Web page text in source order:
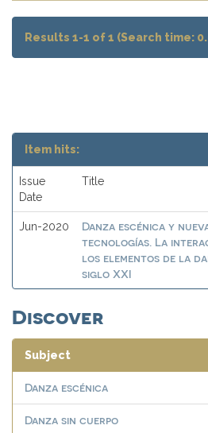
Results 1-1 of 1 (Search time:
Item hits:
Issue
Date
Title
Jun-2020
Danza escénica y
tecnologías. La
los elementos de la
siglo XXI
Discover
Subject
Danza escénica
Danza sin cuerpo